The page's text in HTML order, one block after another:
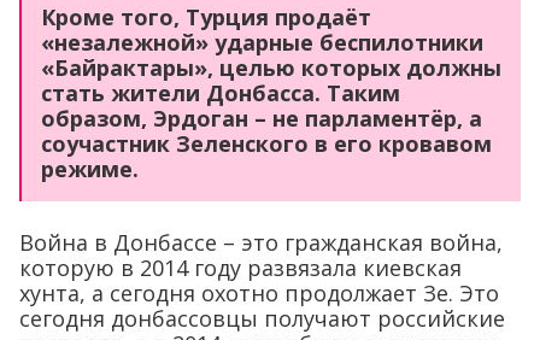
Кроме того, Турция продаёт
«незалежной» ударные беспилотники
«Байрактары», целью которых должны
стать жители Донбасса. Таким
образом, Эрдоган – не парламентёр, а
соучастник Зеленского в его кровавом
режиме.
Война в Донбассе – это гражданская война,
которую в 2014 году развязала киевская
хунта, а сегодня охотно продолжает Зе. Это
сегодня донбассовцы получают российские